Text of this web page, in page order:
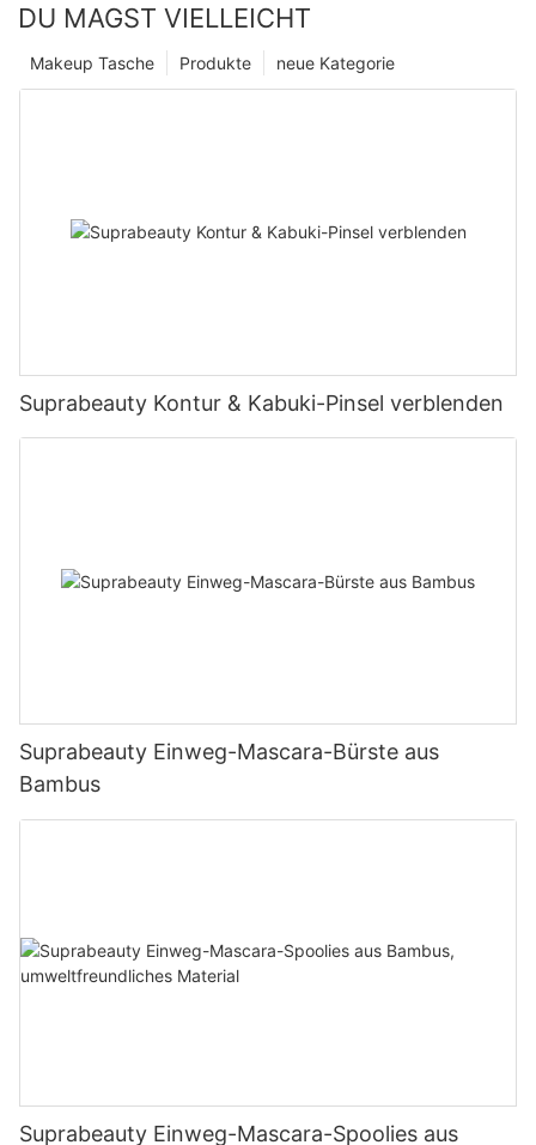
DU MAGST VIELLEICHT
neue Kategorie
Produkte
Makeup Tasche
Suprabeauty Kontur & Kabuki-Pinsel verblenden
Suprabeauty Einweg-Mascara-Bürste aus
Bambus
Suprabeauty Einweg-Mascara-Spoolies aus